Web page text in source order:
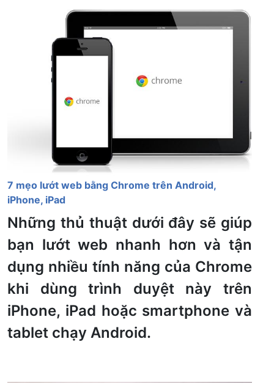
7 mẹo lướt web bằng Chrome trên Android,
iPhone, iPad
Những thủ thuật dưới đây sẽ giúp
bạn lướt web nhanh hơn và tận
dụng nhiều tính năng của Chrome
khi dùng trình duyệt này trên
iPhone, iPad hoặc smartphone và
tablet chạy Android.